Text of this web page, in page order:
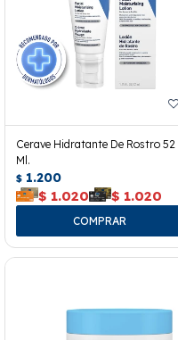
Cerave Hidratante De Rostro 52
Ml.
$ 1.200
$ 1.020 $ 1.020